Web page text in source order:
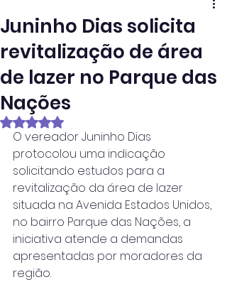
Juninho Dias solicita
revitalização de área
de lazer no Parque das
Nações
Avaliado com NaN de 5 estrelas.
O vereador Juninho Dias
protocolou uma indicação
solicitando estudos para a
revitalização da área de lazer
situada na Avenida Estados Unidos,
no bairro Parque das Nações, a
iniciativa atende a demandas
apresentadas por moradores da
região.